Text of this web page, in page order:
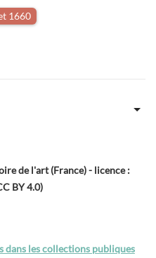
1660
de l'art (France) - licence :
BY 4.0)
dans les collections publiques